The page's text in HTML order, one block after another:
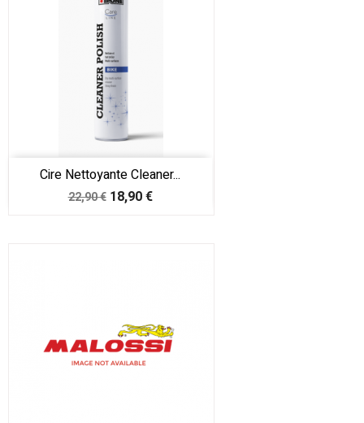
Cire Nettoyante Cleaner...
Prix
22,90 € Prix
18,90 €